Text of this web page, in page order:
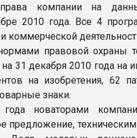
права компании на
2010 года. Все 4
коммерческой
правовой охраны
31 декабря 2010 года
на изобретения, 62
знаки.
новаторами
предложение,